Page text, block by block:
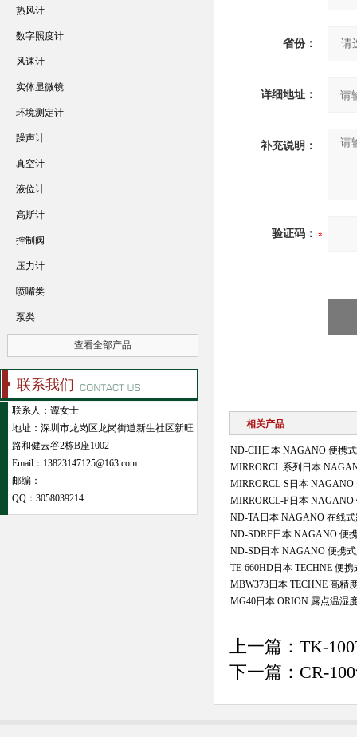
省份：
详细地址：
补充说明：
验证码：
相关产品
ND-CH日本 NAGANO 便携
MIRRORCL 系列日本
MIRRORCL-S日本
MIRRORCL-P日本
ND-TA日本 NAGANO 在线
ND-SDRF日本 NAGANO 便
ND-SD日本 NAGANO 便携
TE-660HD日本 TECHNE 便
MBW373日本 TECHNE 高精
MG40日本 ORION 露点温湿
上一篇： TK-
下一篇： CR-
热风计
数字照度计
风速计
实体显微镜
环境测定计
躁声计
真空计
液位计
高斯计
控制阀
压力计
喷嘴类
泵类
查看全部产品
联系我们
联系人：谭女士
地址：深圳市龙岗区龙岗街道新生社区新旺
路和健云谷2栋B座1002
Email：13823147125@163.com
邮编：
QQ： 3058039214